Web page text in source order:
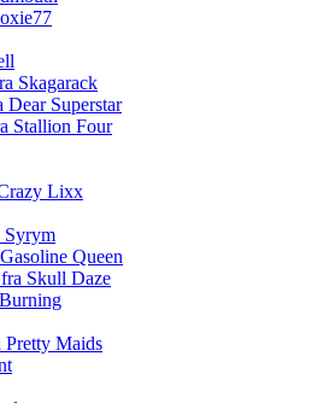
Skagarack
Superstar
Stallion Four
Lixx
Syrym
Queen
Skull Daze
Maids